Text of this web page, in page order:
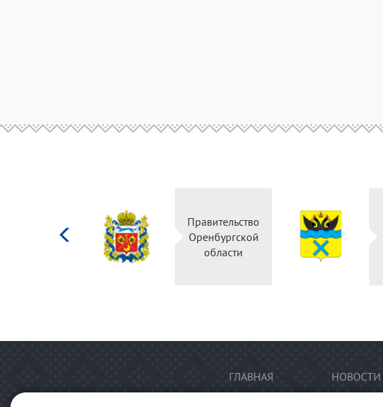
Правительство
Оренбургской
области
ГЛАВНАЯ НОВОСТИ